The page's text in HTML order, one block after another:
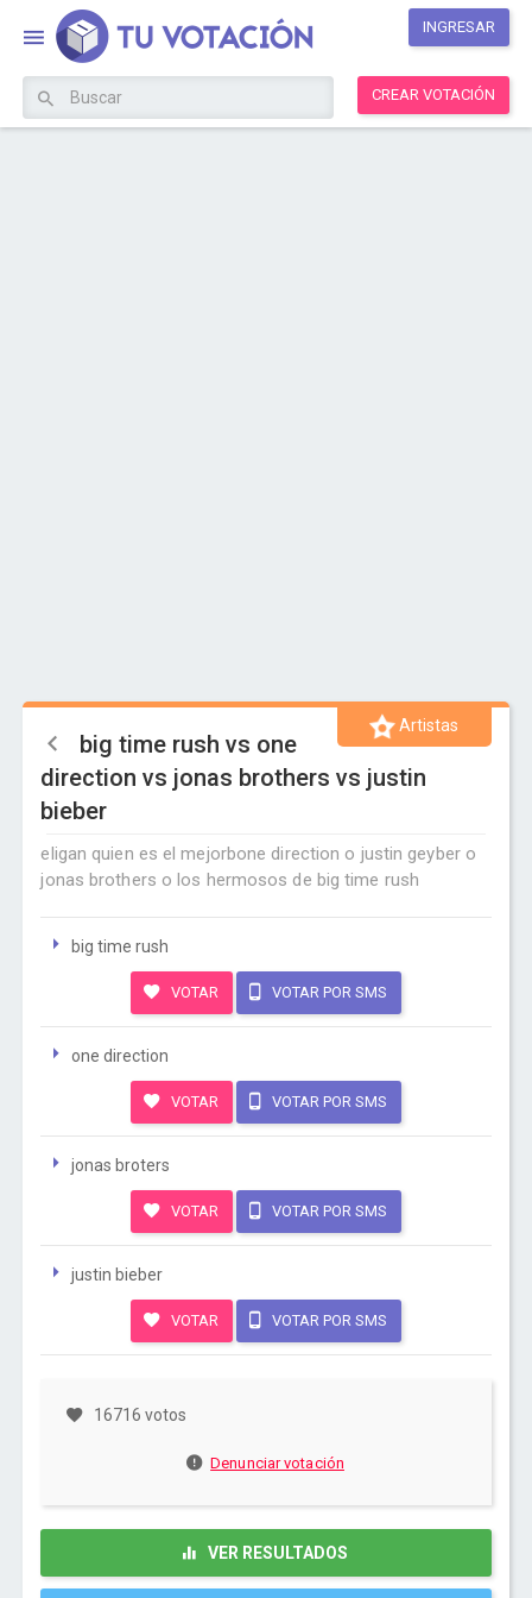
INGRESAR
CREAR VOTACIÓN
Artistas
big time rush vs one
direction vs jonas brothers vs justin
bieber
eligan quien es el mejorbone direction o justin geyber o
jonas brothers o los hermosos de big time rush
big time rush
VOTAR VOTAR POR SMS
one direction
VOTAR VOTAR POR SMS
jonas broters
VOTAR VOTAR POR SMS
justin bieber
VOTAR VOTAR POR SMS
16716 votos
Denunciar votación
VER RESULTADOS